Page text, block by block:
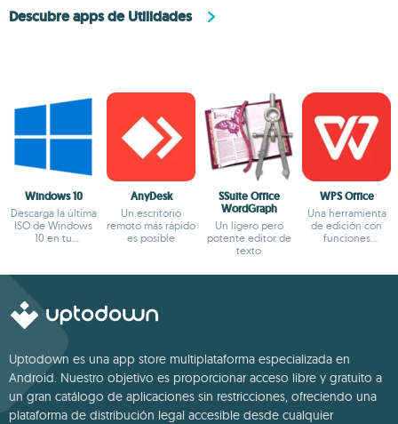
Descubre apps de Utilidades
Windows 10
Descarga la última
ISO de Windows
10 en tu
AnyDesk
Un escritorio
remoto más rápido
es posible
SSuite Office
WordGraph
Un ligero pero
potente editor de
texto
WPS Office
Una herramienta
de edición con
funciones
Uptodown es una app store multiplataforma especializada en
Android. Nuestro objetivo es proporcionar acceso libre y gratuito a
un gran catálogo de aplicaciones sin restricciones, ofreciendo una
plataforma de distribución legal accesible desde cualquier